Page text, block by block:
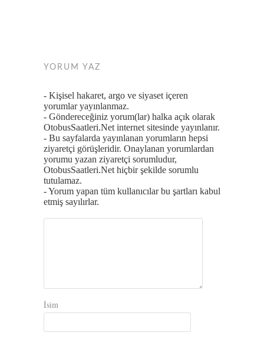
YORUM YAZ
- Kişisel hakaret, argo ve siyaset içeren
yorumlar yayınlanmaz.
- Göndereceğiniz yorum(lar) halka açık olarak
OtobusSaatleri.Net internet sitesinde yayınlanır.
- Bu sayfalarda yayınlanan yorumların hepsi
ziyaretçi görüşleridir. Onaylanan yorumlardan
yorumu yazan ziyaretçi sorumludur,
OtobusSaatleri.Net hiçbir şekilde sorumlu
tutulamaz.
- Yorum yapan tüm kullanıcılar bu şartları kabul
etmiş sayılırlar.
İsim